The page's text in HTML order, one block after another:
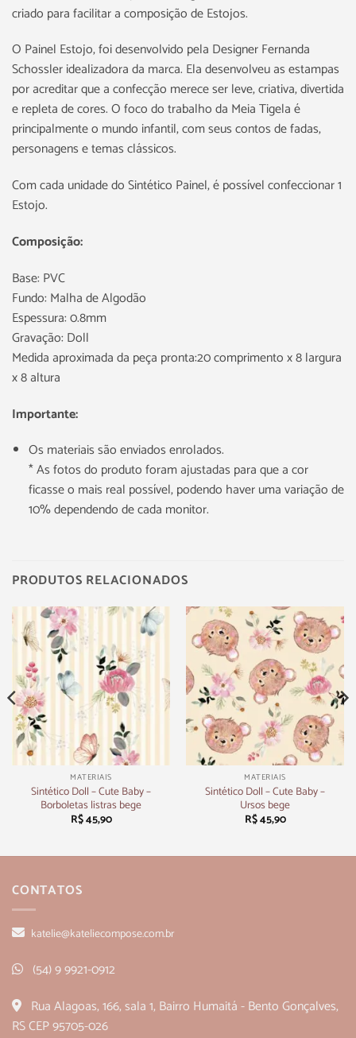
criado para facilitar a composição de Estojos.
O Painel Estojo, foi desenvolvido pela Designer Fernanda
Schossler idealizadora da marca. Ela desenvolveu as estampas
por acreditar que a confecção merece ser leve, criativa, divertida
e repleta de cores. O foco do trabalho da Meia Tigela é
principalmente o mundo infantil, com seus contos de fadas,
personagens e temas clássicos.
Com cada unidade do Sintético Painel, é possível confeccionar 1
Estojo.
Composição:
Base: PVC
Fundo: Malha de Algodão
Espessura: 0.8mm
Gravação: Doll
Medida aproximada da peça pronta:20 comprimento x 8 largura
x 8 altura
Importante:
Os materiais são enviados enrolados.
* As fotos do produto foram ajustadas para que a cor
ficasse o mais real possível, podendo haver uma variação de
10% dependendo de cada monitor.
PRODUTOS RELACIONADOS
MATERIAIS
Sintético Doll – Cute Baby –
Borboletas listras bege
R$45,90
MATERIAIS
Sintético Doll – Cute Baby –
Ursos bege
R$45,90
CONTATOS
katelie@kateliecompose.com.br
(54) 9 9921-0912
Rua Alagoas, 166, sala 1, Bairro Humaitá - Bento Gonçalves,
RS CEP 95705-026